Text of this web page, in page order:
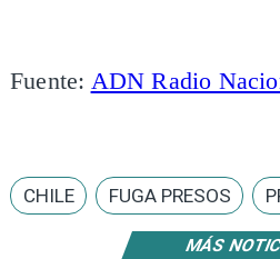
MÁS
Fuente: ADN Radio
CHILE FUGA PRESOS